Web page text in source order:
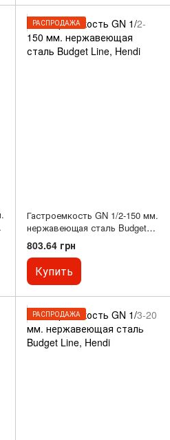
РАСПРОДАЖА
Гастроемкость GN 1/2-150 мм.
нержавеющая сталь Budget
Line, Hendi
803.64 грн
Купить
РАСПРОДАЖА